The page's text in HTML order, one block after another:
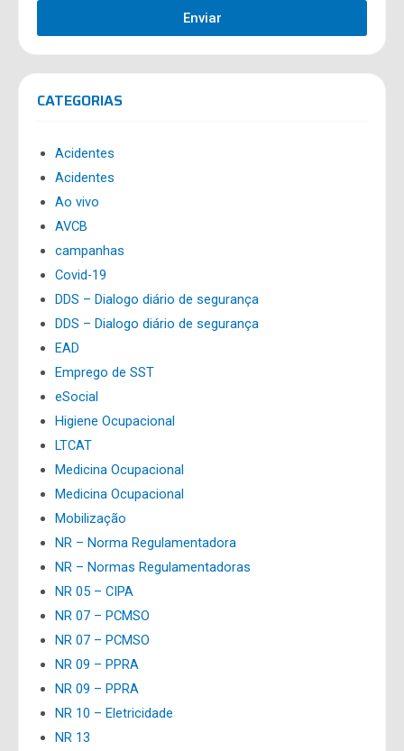
Enviar
CATEGORIAS
Acidentes
Acidentes
Ao vivo
AVCB
campanhas
Covid-19
DDS – Dialogo diário de segurança
DDS – Dialogo diário de segurança
EAD
Emprego de SST
eSocial
Higiene Ocupacional
LTCAT
Medicina Ocupacional
Medicina Ocupacional
Mobilização
NR – Norma Regulamentadora
NR – Normas Regulamentadoras
NR 05 – CIPA
NR 07 – PCMSO
NR 07 – PCMSO
NR 09 – PPRA
NR 09 – PPRA
NR 10 – Eletricidade
NR 13